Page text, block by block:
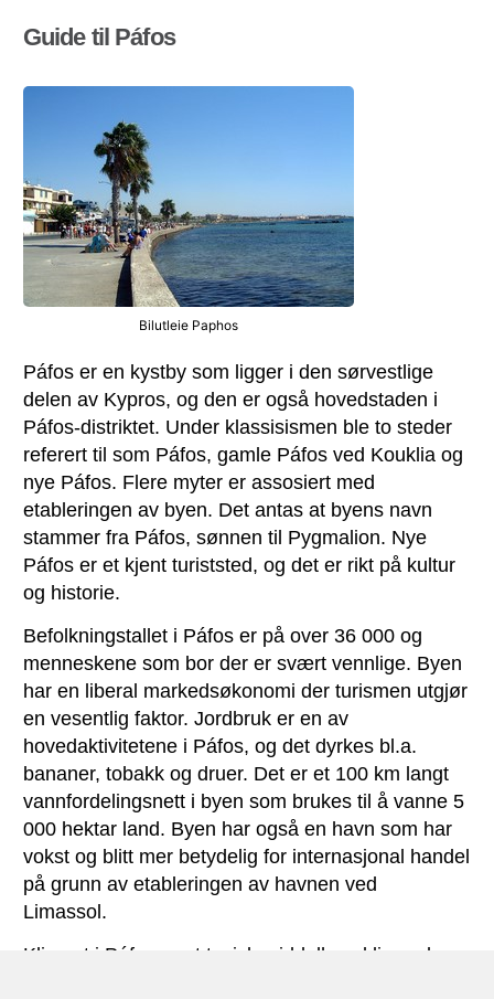
Guide til Páfos
Bilutleie Paphos
Páfos er en kystby som ligger i den sørvestlige
delen av Kypros, og den er også hovedstaden i
Páfos-distriktet. Under klassisismen ble to steder
referert til som Páfos, gamle Páfos ved Kouklia og
nye Páfos. Flere myter er assosiert med
etableringen av byen. Det antas at byens navn
stammer fra Páfos, sønnen til Pygmalion. Nye
Páfos er et kjent turiststed, og det er rikt på kultur
og historie.
Befolkningstallet i Páfos er på over 36 000 og
menneskene som bor der er svært vennlige. Byen
har en liberal markedsøkonomi der turismen utgjør
en vesentlig faktor. Jordbruk er en av
hovedaktivitetene i Páfos, og det dyrkes bl.a.
bananer, tobakk og druer. Det er et 100 km langt
vannfordelingsnett i byen som brukes til å vanne 5
000 hektar land. Byen har også en havn som har
vokst og blitt mer betydelig for internasjonal handel
på grunn av etableringen av havnen ved
Limassol.
Klimaet i Páfos er et typisk middelhavsklima, der